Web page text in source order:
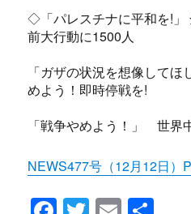
◇「パレスチナに平和を!
前大行動に1500人
「ガザの状況を想像して
めよう！即時停戦を!
「戦争やめよう！」 世界
NEWS477号（12月12日）